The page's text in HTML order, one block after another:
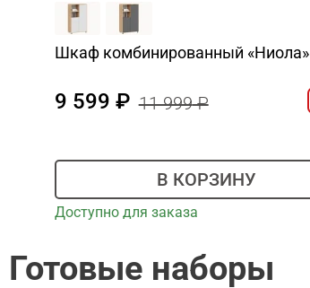
Шкаф комбинированный «Ниола»
9 599 11 999
В КОРЗИНУ
Доступно для заказа
Готовые наборы